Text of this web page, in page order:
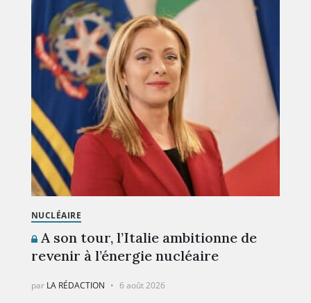
NUCLÉAIRE
A son tour, l’Italie ambitionne de
revenir à l’énergie nucléaire
par LA RÉDACTION 6 août 2026